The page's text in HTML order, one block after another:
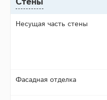
Несущая часть стены
Фасадная отделка